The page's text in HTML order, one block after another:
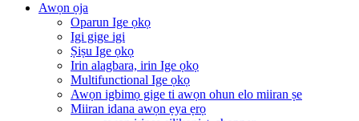
Awọn ọja
Oparun Ige ọkọ
Igi gige igi
Ṣiṣu Ige ọkọ
Irin alagbara, irin Ige ọkọ
Multifunctional Ige ọkọ
Awọn igbimọ gige ti awọn ohun elo miiran ṣe
Miiran idana awọn ẹya ẹrọ